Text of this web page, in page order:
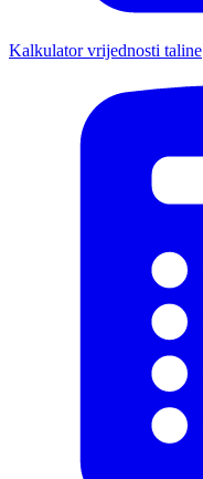
Kalkulator vrijednosti taline